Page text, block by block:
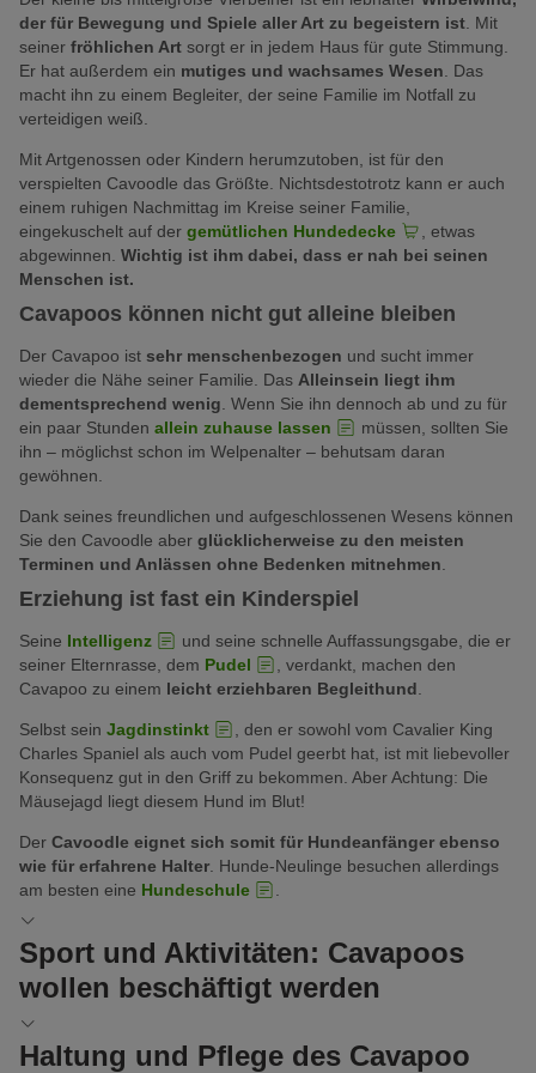
der für Bewegung und Spiele aller Art zu begeistern ist . Mit
seiner fröhlichen Art sorgt er in jedem Haus für gute Stimmung.
Er hat außerdem ein mutiges und wachsames Wesen . Das
macht ihn zu einem Begleiter, der seine Familie im Notfall zu
verteidigen weiß.
Mit Artgenossen oder Kindern herumzutoben, ist für den
verspielten Cavoodle das Größte. Nichtsdestotrotz kann er auch
einem ruhigen Nachmittag im Kreise seiner Familie,
eingekuschelt auf der gemütlichen Hundedecke
, etwas
abgewinnen. Wichtig ist ihm dabei, dass er nah bei seinen
Menschen ist.
Cavapoos können nicht gut alleine bleiben
Der Cavapoo ist sehr menschenbezogen und sucht immer
wieder die Nähe seiner Familie. Das Alleinsein liegt ihm
dementsprechend wenig . Wenn Sie ihn dennoch ab und zu für
ein paar Stunden allein zuhause lassen
müssen, sollten Sie
ihn – möglichst schon im Welpenalter – behutsam daran
gewöhnen.
Dank seines freundlichen und aufgeschlossenen Wesens können
Sie den Cavoodle aber glücklicherweise zu den meisten
Terminen und Anlässen ohne Bedenken mitnehmen
Erziehung ist fast ein Kinderspiel
Seine Intelligenz
und seine schnelle Auffassungsgabe, die er
seiner Elternrasse, dem Pudel
, verdankt, machen den
Cavapoo zu einem leicht erziehbaren Begleithund
Selbst sein Jagdinstinkt
, den er sowohl vom Cavalier King
Charles Spaniel als auch vom Pudel geerbt hat, ist mit liebevoller
Konsequenz gut in den Griff zu bekommen. Aber Achtung: Die
Mäusejagd liegt diesem Hund im Blut!
Der Cavoodle eignet sich somit für Hundeanfänger ebenso
wie für erfahrene Halter . Hunde-Neulinge besuchen allerdings
am besten eine Hundeschule
Sport und Aktivitäten: Cavapoos
wollen beschäftigt werden
In einer aktiven Familie, die gerne draußen ist und sich viel
bewegt, fühlt dieser Vierbeiner sich in jedem Fall „pudelwohl“.
Haltung und Pflege des Cavapoo